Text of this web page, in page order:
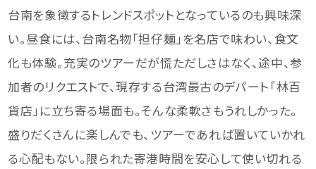
台南を象徴するトレンドスポットとなっているのも興味深
い。昼食には、台南名物「担仔麺」を名店で味わい、食文
化も体験。充実のツアーだが慌ただしさはなく、途中、参
加者のリクエストで、現存する台湾最古のデパート「林百
貨店」に立ち寄る場面も。そんな柔軟さもうれしかった。
盛りだくさんに楽しんでも、ツアーであれば置いていかれ
る心配もない。限られた寄港時間を安心して使い切れる